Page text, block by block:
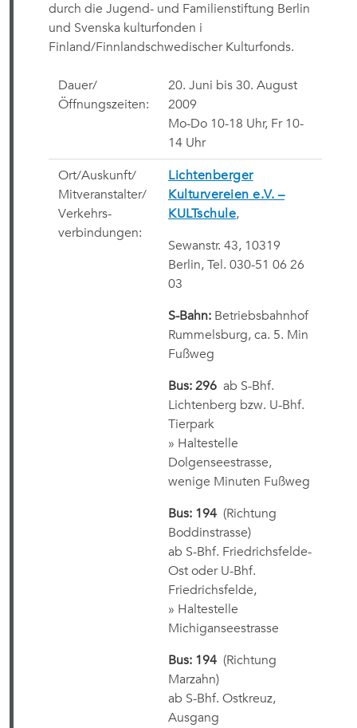
durch die Jugend- und Familienstiftung Berlin
und Svenska kulturfonden i
Finland/Finnlandschwedischer Kulturfonds.
Dauer/
Öffnungszeiten:
20. Juni bis 30. August
2009
Mo-Do 10-18 Uhr, Fr 10-
14 Uhr
Ort/Auskunft/
Mitveranstalter/
Verkehrs-
verbindungen:
Lichtenberger
Kulturvereien e.V. –
KULTschule,
Sewanstr. 43, 10319
Berlin, Tel. 030-51 06 26
03
S-Bahn: Betriebsbahnhof
Rummelsburg, ca. 5. Min
Fußweg
Bus: 296 ab S-Bhf.
Lichtenberg bzw. U-Bhf.
Tierpark
» Haltestelle
Dolgenseestrasse,
wenige Minuten Fußweg
Bus: 194 (Richtung
Boddinstrasse)
ab S-Bhf. Friedrichsfelde-
Ost oder U-Bhf.
Friedrichsfelde,
» Haltestelle
Michiganseestrasse
Bus: 194 (Richtung
Marzahn)
ab S-Bhf. Ostkreuz,
Ausgang